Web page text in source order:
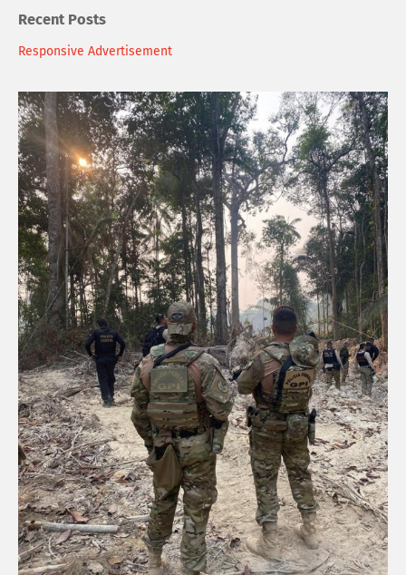
Recent Posts
Responsive Advertisement